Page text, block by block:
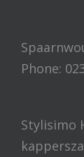
Phone:
Stylisimo